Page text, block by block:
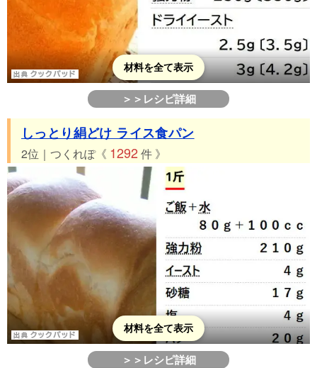
材料を全て表示
＞＞レシピ詳細
しっとり絹どけ ライス食パン
2位｜つくれぽ《 1292 件 》
材料を全て表示
＞＞レシピ詳細